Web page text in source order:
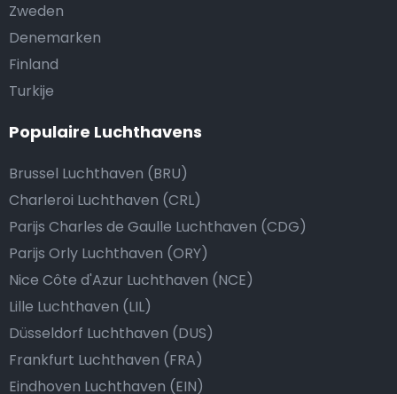
Zweden
Denemarken
Finland
Turkije
Populaire Luchthavens
Brussel Luchthaven (BRU)
Charleroi Luchthaven (CRL)
Parijs Charles de Gaulle Luchthaven (CDG)
Parijs Orly Luchthaven (ORY)
Nice Côte d'Azur Luchthaven (NCE)
Lille Luchthaven (LIL)
Düsseldorf Luchthaven (DUS)
Frankfurt Luchthaven (FRA)
Eindhoven Luchthaven (EIN)